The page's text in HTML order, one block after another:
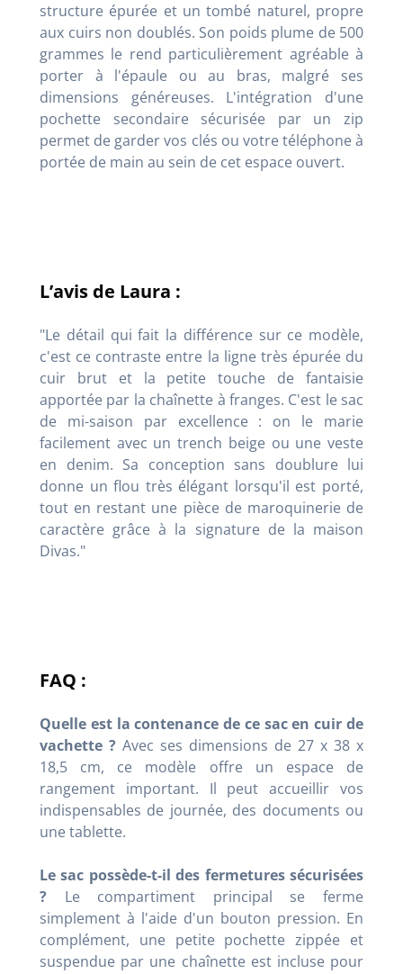
structure épurée et un tombé naturel, propre
aux cuirs non doublés. Son poids plume de 500
grammes le rend particulièrement agréable à
porter à l'épaule ou au bras, malgré ses
dimensions généreuses. L'intégration d'une
pochette secondaire sécurisée par un zip
permet de garder vos clés ou votre téléphone à
portée de main au sein de cet espace ouvert.
L’avis de Laura :
"Le détail qui fait la différence sur ce modèle,
c'est ce contraste entre la ligne très épurée du
cuir brut et la petite touche de fantaisie
apportée par la chaînette à franges. C'est le sac
de mi-saison par excellence : on le marie
facilement avec un trench beige ou une veste
en denim. Sa conception sans doublure lui
donne un flou très élégant lorsqu'il est porté,
tout en restant une pièce de maroquinerie de
caractère grâce à la signature de la maison
Divas."
FAQ :
Quelle est la contenance de ce sac en cuir de
vachette ? Avec ses dimensions de 27 x 38 x
18,5 cm, ce modèle offre un espace de
rangement important. Il peut accueillir vos
indispensables de journée, des documents ou
une tablette.
Le sac possède-t-il des fermetures sécurisées
? Le compartiment principal se ferme
simplement à l'aide d'un bouton pression. En
complément, une petite pochette zippée et
suspendue par une chaînette est incluse pour